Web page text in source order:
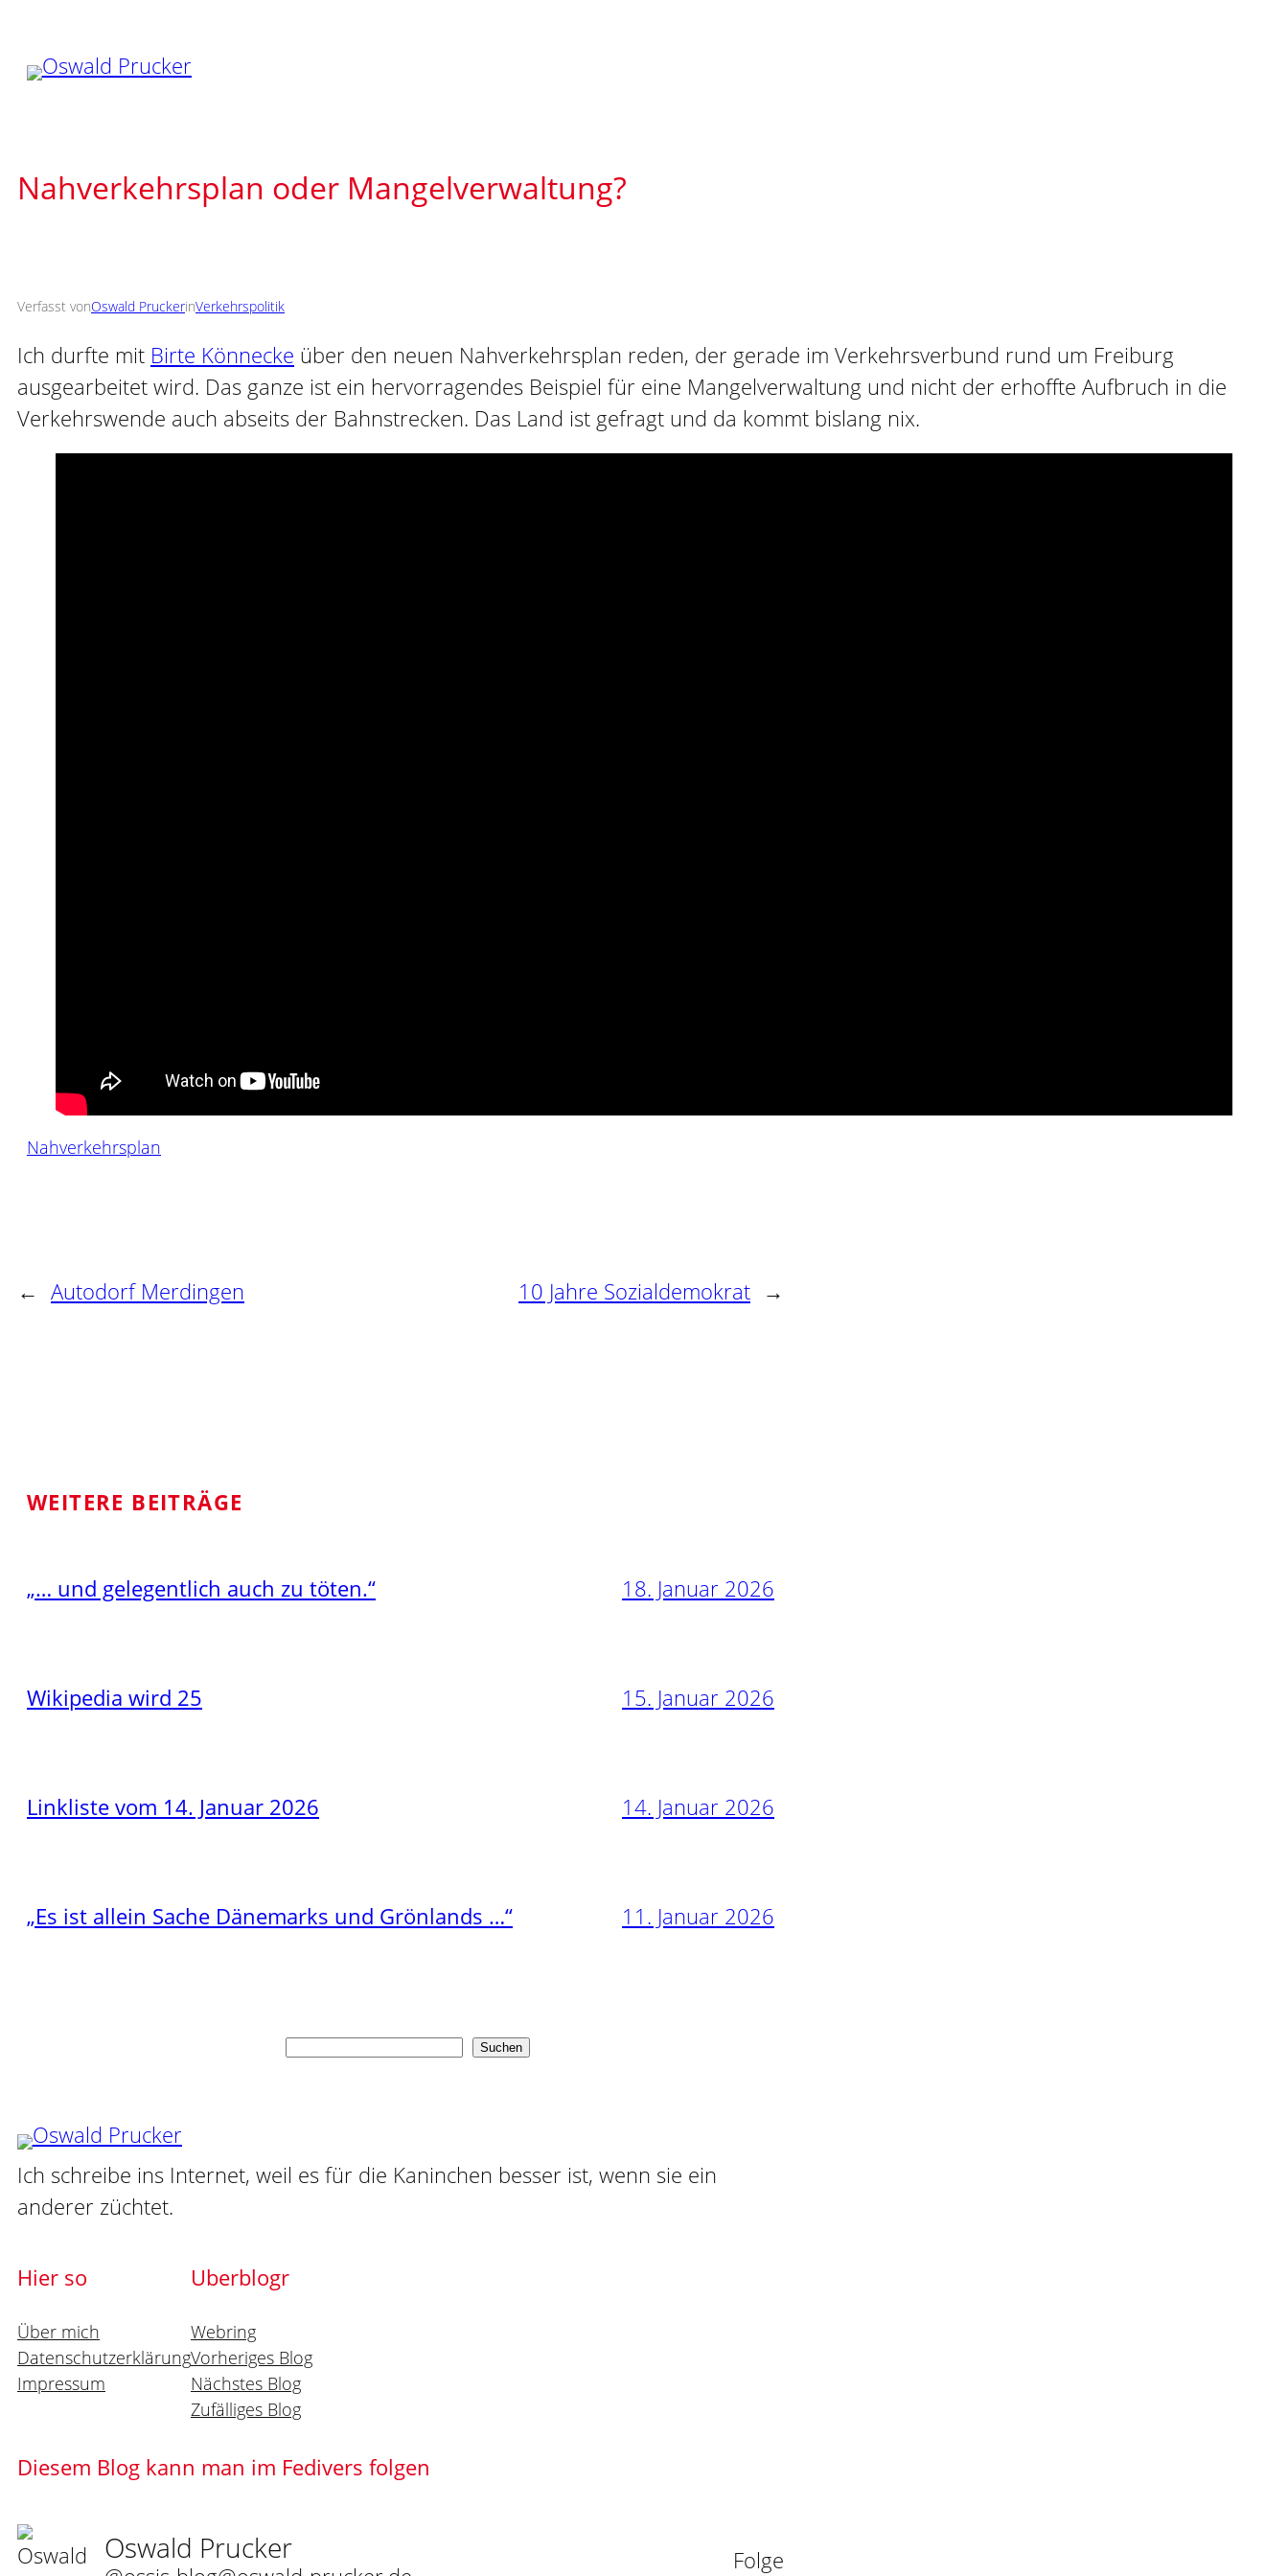
Inhalt
springen
Nahverkehrsplan oder Mangelverwaltung?
Verfasst vonOswald PruckerinVerkehrspolitik
Ich durfte mit Birte Könnecke über den neuen Nahverkehrsplan reden, der gerade im Verkehrsverbund rund um Freiburg
ausgearbeitet wird. Das ganze ist ein hervorragendes Beispiel für eine Mangelverwaltung und nicht der erhoffte Aufbruch in die
Verkehrswende auch abseits der Bahnstrecken. Das Land ist gefragt und da kommt bislang nix.
Nahverkehrsplan
← Autodorf Merdingen 10 Jahre Sozialdemokrat →
WEITERE BEITRÄGE
„… und gelegentlich auch zu töten.“ 18. Januar 2026
Wikipedia wird 25 15. Januar 2026
Linkliste vom 14. Januar 2026 14. Januar 2026
„Es ist allein Sache Dänemarks und Grönlands …“ 11. Januar 2026
Suchen
Ich schreibe ins Internet, weil es für die Kaninchen besser ist, wenn sie ein
anderer züchtet.
Hier so
Über mich
Datenschutzerklärung
Impressum
Uberblogr
Webring
Vorheriges Blog
Nächstes Blog
Zufälliges Blog
Diesem Blog kann man im Fedivers folgen
Oswald Prucker Folge